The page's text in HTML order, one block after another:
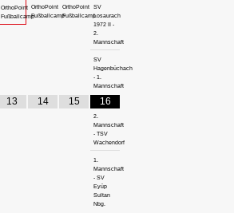
OrthoPoint
Fußballcamp
OrthoPoint
Fußballcamp
OrthoPoint
Fußballcamp
SV
Losaurach
1972 II -
2.
Mannschaft
SV
Hagenbüchach
- 1.
Mannschaft
13 14 15 16
2.
Mannschaft
- TSV
Wachendorf
1.
Mannschaft
- SV
Eyüp
Sultan
Nbg.